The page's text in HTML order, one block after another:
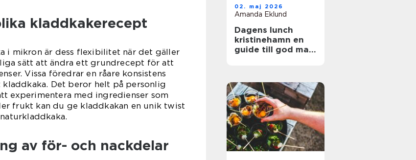
kladdkakerecept
i mikron är dess flexibilitet när det gäller
sätt att ändra ett grundrecept för att
Vissa föredrar en råare konsistens
kladdkaka. Det beror helt på personlig
experimentera med ingredienser som
frukt kan du ge kladdkakan en unik twist
av för- och nackdelar
02. maj 2026
Amanda Eklund
Dagens lunch
kristinehamn en
guide till god mat